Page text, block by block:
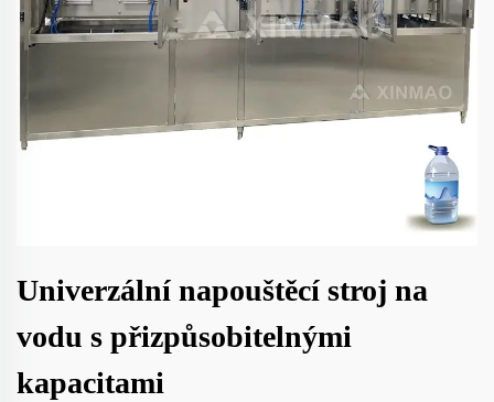
Univerzální napouštěcí stroj na
vodu s přizpůsobitelnými
kapacitami